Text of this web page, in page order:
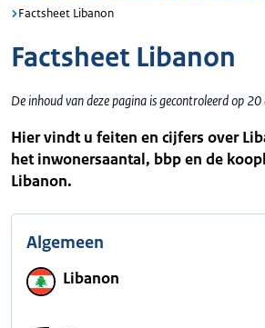
Factsheet Libanon
Factsheet Libanon
De inhoud van deze pagina is gecontroleerd op
Hier vindt u feiten en cijfers over
het inwonersaantal, bbp en de
Libanon.
Algemeen
Libanon